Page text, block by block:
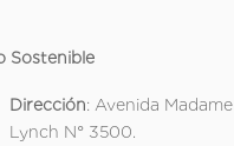
Sostenible
Dirección: Avenida Madame
Lynch N° 3500.